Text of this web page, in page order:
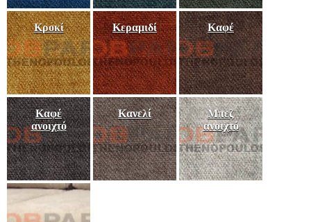
Κροκί Κεραμιδί Καφέ
Καφέ
ανοιχτό
Κανελί
Μπεζ
ανοιχτό